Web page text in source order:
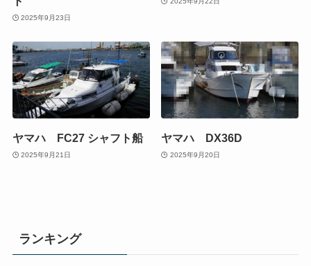
2025年9月23日
ヤマハ FC27 シャフト船
2025年9月21日
ヤマハ DX36D
2025年9月20日
ランキング